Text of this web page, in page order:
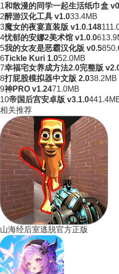
1和散漫的同学一起生活纸巾盒
2醉游汉化工具 v1.033.4MB
3魔女的夜宴直装版 v1.0.148
4忧郁的安娜2美术馆 v1.0.0
5我的女友是恶霸汉化版 v0.5
6Tickle Kuri 1.052.0MB
7幸福宅女养成方法2.0完整版
8打屁股模拟器中文版 2.038.2MB
9神PRO v1.2471.0MB
10帝国后宫安卓版 v3.1.0
相关推荐
山海经后室逃脱官方正版